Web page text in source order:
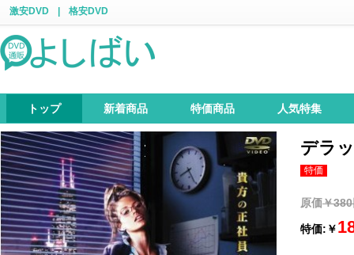
激安DVD 格安DVD
トップ 新着商品 特価商品 人気特集
デラ
特価
原価￥
特価:￥